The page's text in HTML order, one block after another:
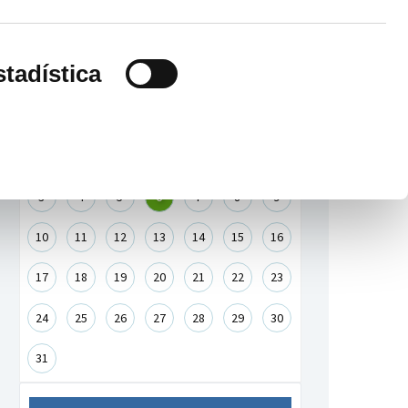
Agenda de eventos
- 〈 Agosto 2026
3 4 5 6 7 8 9
10 11 12 13 14 15 16
17 18 19 20 21 22 23
24 25 26 27 28 29 30
31